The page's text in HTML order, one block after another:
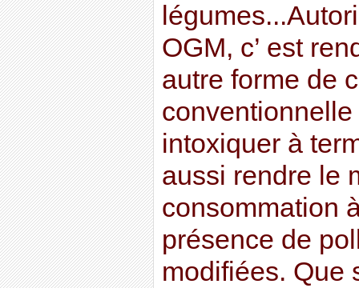
OGM, c’ est
autre forme de
conventionnelle
intoxiquer à
aussi rendre le
consommation
présence de
modifiées. Que